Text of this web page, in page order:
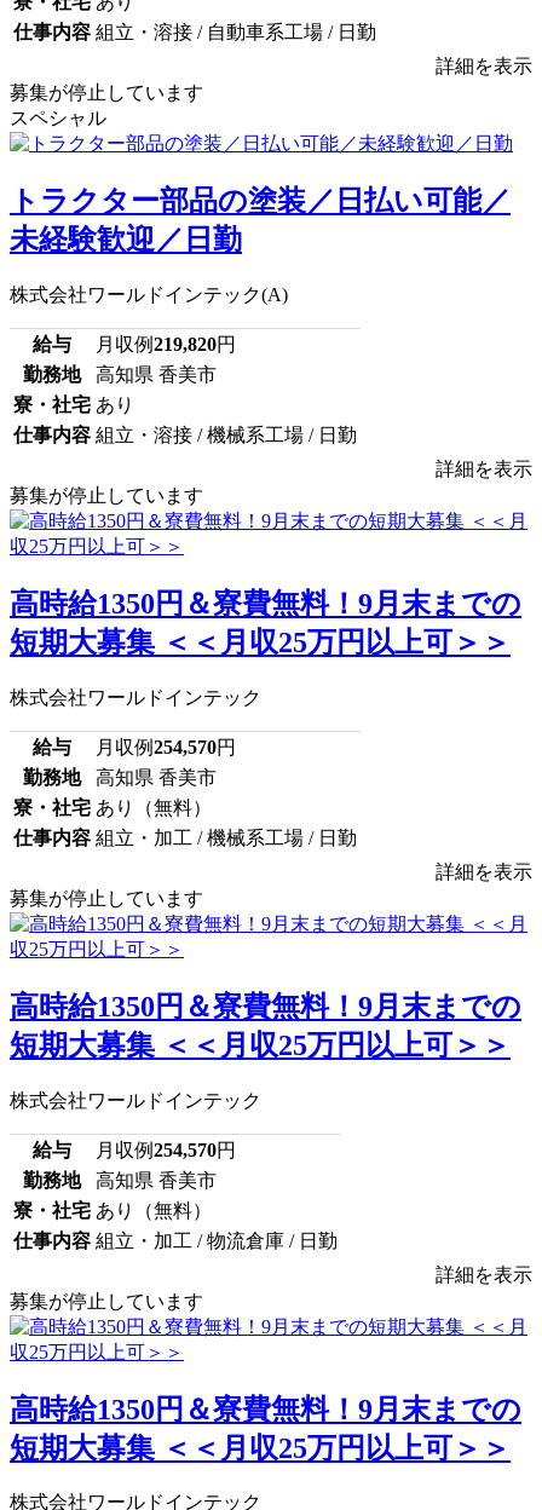
仕事内容 組立・溶接 / 自動車系工場 / 日勤
詳細を表示
募集が停止しています
スペシャル
トラクター部品の塗装／日払い可能／
未経験歓迎／日勤
株式会社ワールドインテック(A)
給与 月収例219,820円
勤務地
高知県 香美市
寮・社宅 あり
仕事内容 組立・溶接 / 機械系工場 / 日勤
詳細を表示
募集が停止しています
高時給1350円＆寮費無料！9月末までの
短期大募集 ＜＜月収25万円以上可＞＞
株式会社ワールドインテック
給与 月収例254,570円
勤務地
高知県 香美市
寮・社宅 あり（無料）
仕事内容 組立・加工 / 機械系工場 / 日勤
詳細を表示
募集が停止しています
高時給1350円＆寮費無料！9月末までの
短期大募集 ＜＜月収25万円以上可＞＞
株式会社ワールドインテック
給与 月収例254,570円
勤務地
高知県 香美市
寮・社宅 あり（無料）
仕事内容 組立・加工 / 物流倉庫 / 日勤
詳細を表示
募集が停止しています
高時給1350円＆寮費無料！9月末までの
短期大募集 ＜＜月収25万円以上可＞＞
株式会社ワールドインテック